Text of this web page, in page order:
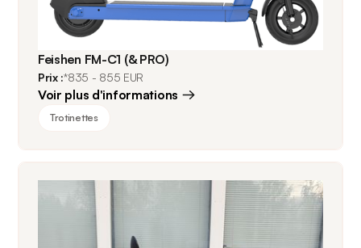
Feishen FM-C1 (& PRO)
Prix :*835 - 855 EUR
Voir plus d'informations
Trotinettes